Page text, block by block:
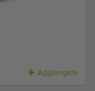
Aggiungere